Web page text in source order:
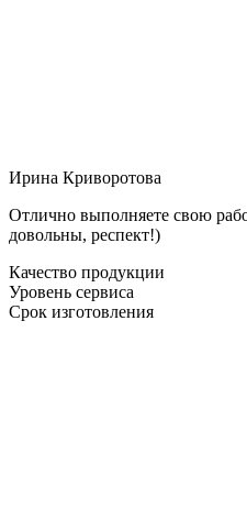
Ирина Криворотова
Отлично выполняете свою
довольны, респект!)
Качество продукции
Уровень сервиса
Срок изготовления